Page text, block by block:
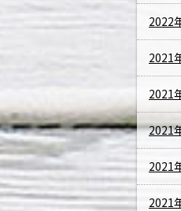
2022
2021
2021
2021
2021
2021